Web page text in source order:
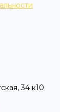
34 к10